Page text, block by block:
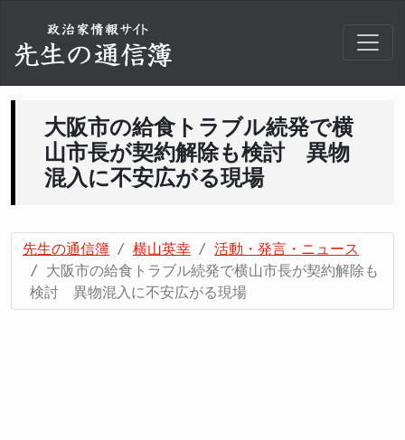
大阪市の給食トラブル続発で横
山市長が契約解除も検討 異物
混入に不安広がる現場
先生の通信簿 横山英幸
活動・発言・ニュース
大阪市の給食トラブル続発で横山市長が契約解除も
検討 異物混入に不安広がる現場